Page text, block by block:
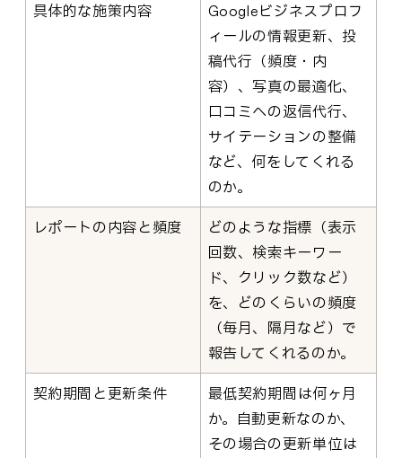
具体的な施策内容
Googleビジネスプロフ
ィールの情報更新、投
稿代行（頻度・内
容）、写真の最適化、
口コミへの返信代行、
サイテーションの整備
など、何をしてくれる
のか。
レポートの内容と頻度
どのような指標（表示
回数、検索キーワー
ド、クリック数など）
を、どのくらいの頻度
（毎月、隔月など）で
報告してくれるのか。
契約期間と更新条件
最低契約期間は何ヶ月
か。自動更新なのか、
その場合の更新単位は